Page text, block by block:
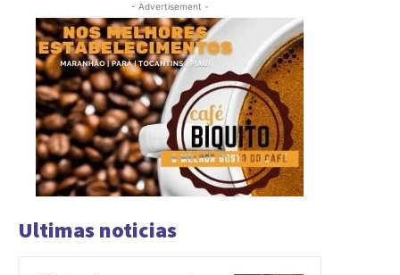
- Advertisement -
Ultimas noticias